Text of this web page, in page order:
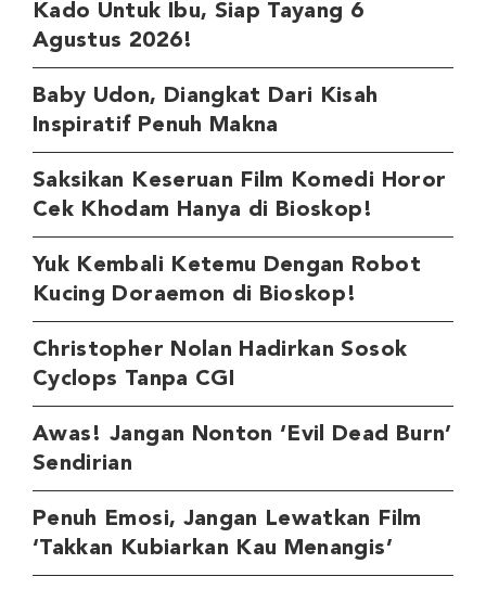
Kado Untuk Ibu, Siap Tayang 6
Agustus 2026!
Baby Udon, Diangkat Dari Kisah
Inspiratif Penuh Makna
Saksikan Keseruan Film Komedi Horor
Cek Khodam Hanya di Bioskop!
Yuk Kembali Ketemu Dengan Robot
Kucing Doraemon di Bioskop!
Christopher Nolan Hadirkan Sosok
Cyclops Tanpa CGI
Awas! Jangan Nonton ‘Evil Dead Burn’
Sendirian
Penuh Emosi, Jangan Lewatkan Film
‘Takkan Kubiarkan Kau Menangis’